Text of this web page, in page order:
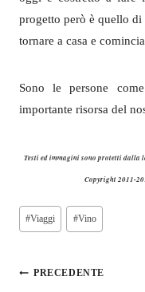
progetto però è quello
tornare a casa e
Sono le persone
importante risorsa del
Testi ed immagini sono protetti dalla
Copyright 2011-
Tag
articolo:
#Viaggi #Vino
Navigazione
PRECEDENTE